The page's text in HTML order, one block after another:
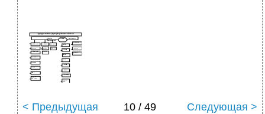
< Предыдущая 10 / 49 Следующая >